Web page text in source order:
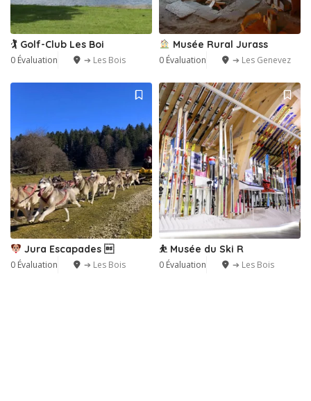
🏌️ Golf-Club Les Boi
0 Évaluation ➔ Les Bois
Musée Rural Jurass
0 Évaluation ➔ Les Genevez
Jura Escapades 
0 Évaluation ➔ Les Bois
⛹️ Musée du Ski R
0 Évaluation ➔ Les Bois